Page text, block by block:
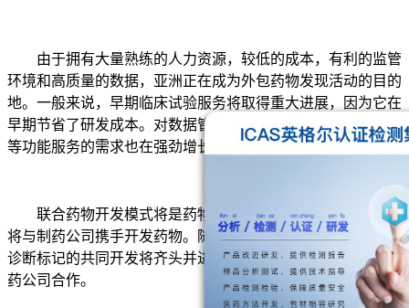
由于拥有大量熟练的人力资源，较低的成本，有利的监管
环境和高质量的数据，亚洲正在成为外包药物发现活动的目的
地。一般来说，早期临床试验服务将取得重大进展，因为它在
早期节省了研发成本。对数据管理、物流、翻译、监管和咨询
等功能服务的需求也在强劲增长。
联合药物开发模式将是药物开发行业的未来，CRO公司
将与制药公司携手开发药物。随着个性化医疗的出现，药物和
诊断标记的共同开发将齐头并进。这将迫使CRO在未来与制
药公司合作。